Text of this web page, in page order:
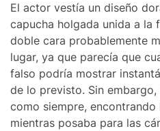
El actor vestía un diseño
capucha holgada unida a la
doble cara probablemente
lugar, ya que parecía que
falso podría mostrar
de lo previsto. Sin
como siempre,
mientras posaba para las